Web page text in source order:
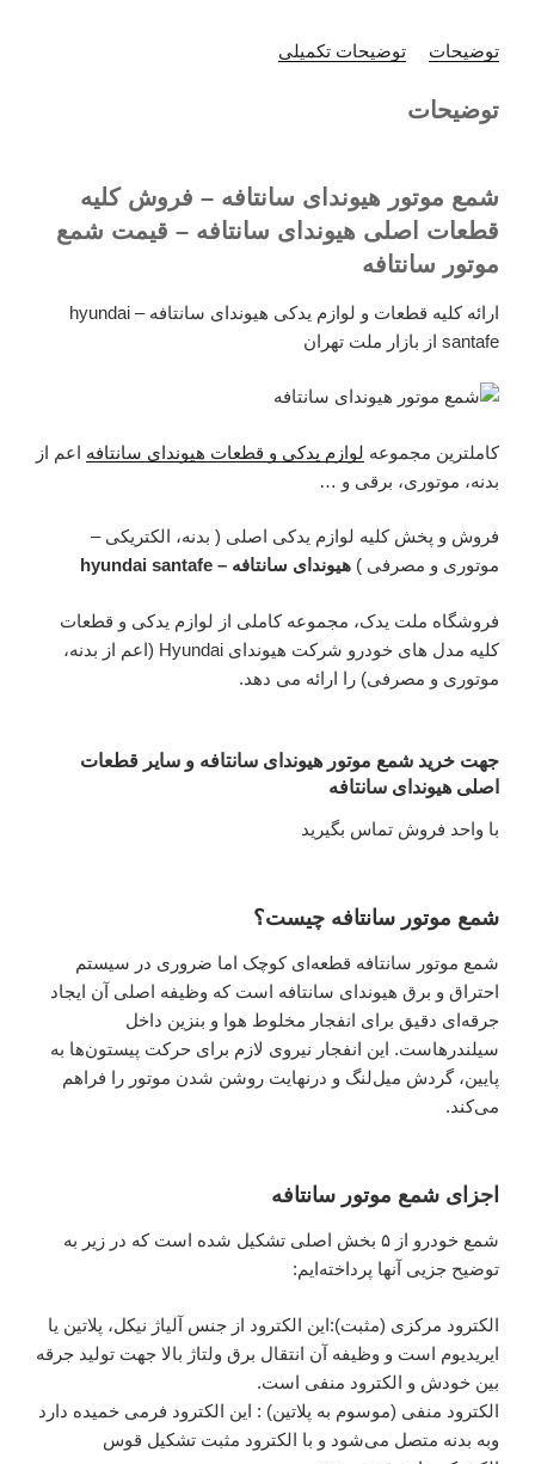
توضیحات توضیحات تکمیلی
توضیحات
شمع موتور هیوندای سانتافه – فروش کلیه
قطعات اصلی هیوندای سانتافه – قیمت شمع
موتور سانتافه
ارائه کلیه قطعات و لوازم یدکی هیوندای سانتافه – hyundai
santafe از بازار ملت تهران
کاملترین مجموعه لوازم یدکی و قطعات هیوندای سانتافه اعم از
بدنه، موتوری، برقی و …
فروش و پخش کلیه لوازم یدکی اصلی ( بدنه، الکتریکی –
موتوری و مصرفی ) هیوندای سانتافه – hyundai santafe
فروشگاه ملت یدک، مجموعه کاملی از لوازم یدکی و قطعات
کلیه مدل های خودرو شرکت هیوندای Hyundai (اعم از بدنه،
موتوری و مصرفی) را ارائه می دهد.
جهت خرید شمع موتور هیوندای سانتافه و سایر قطعات
اصلی هیوندای سانتافه
با واحد فروش تماس بگیرید
شمع موتور سانتافه چیست؟
شمع موتور سانتافه قطعه‌ای کوچک اما ضروری در سیستم
احتراق و برق هیوندای سانتافه است که وظیفه‌‌ اصلی آن ایجاد
جرقه‌ای دقیق برای انفجار مخلوط هوا و بنزین داخل
سیلندرهاست. این انفجار نیروی لازم برای حرکت پیستون‌ها به
پایین، گردش میل‌لنگ و درنهایت روشن شدن موتور را فراهم
می‌کند.
اجزای شمع موتور سانتافه
شمع خودرو از ۵ بخش اصلی تشکیل شده است که در زیر به
توضیح جزیی آنها پرداخته‌ایم:
الکترود مرکزی (مثبت):این الکترود از جنس آلیاژ نیکل، پلاتین یا
ایریدیوم است و وظیفه آن انتقال برق ولتاژ بالا جهت تولید جرقه
بین خودش و الکترود منفی است.
الکترود منفی (موسوم به پلاتین) : این الکترود فرمی خمیده دارد
وبه بدنه متصل می‌شود و با الکترود مثبت تشکیل قوس